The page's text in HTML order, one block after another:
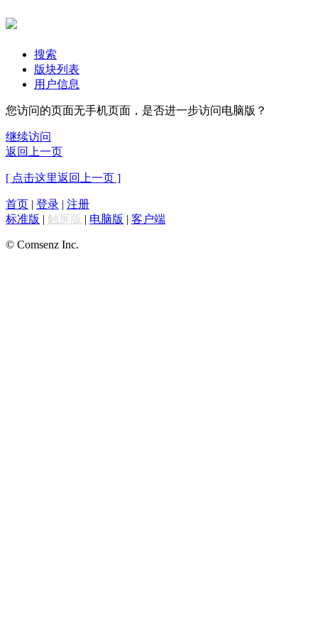
搜索
版块列表
用户信息
您访问的页面无手机页面，是否进一步访问电脑版？
继续访问
返回上一页
[ 点击这里返回上一页 ]
首页 | 登录 | 注册
标准版 | 触屏版 | 电脑版 | 客户端
© Comsenz Inc.